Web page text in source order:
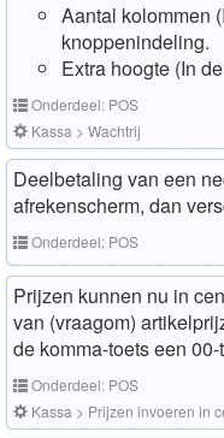
Aantal kolommen
knoppenindeling.
Extra hoogte (In
Onderdeel: POS
Kassa > Wachtrij
Deelbetaling van een
afrekenscherm, dan
Onderdeel: POS
Prijzen kunnen nu in
van (vraagom)
de komma-toets een
Onderdeel: POS
Kassa > Prijzen invoeren in